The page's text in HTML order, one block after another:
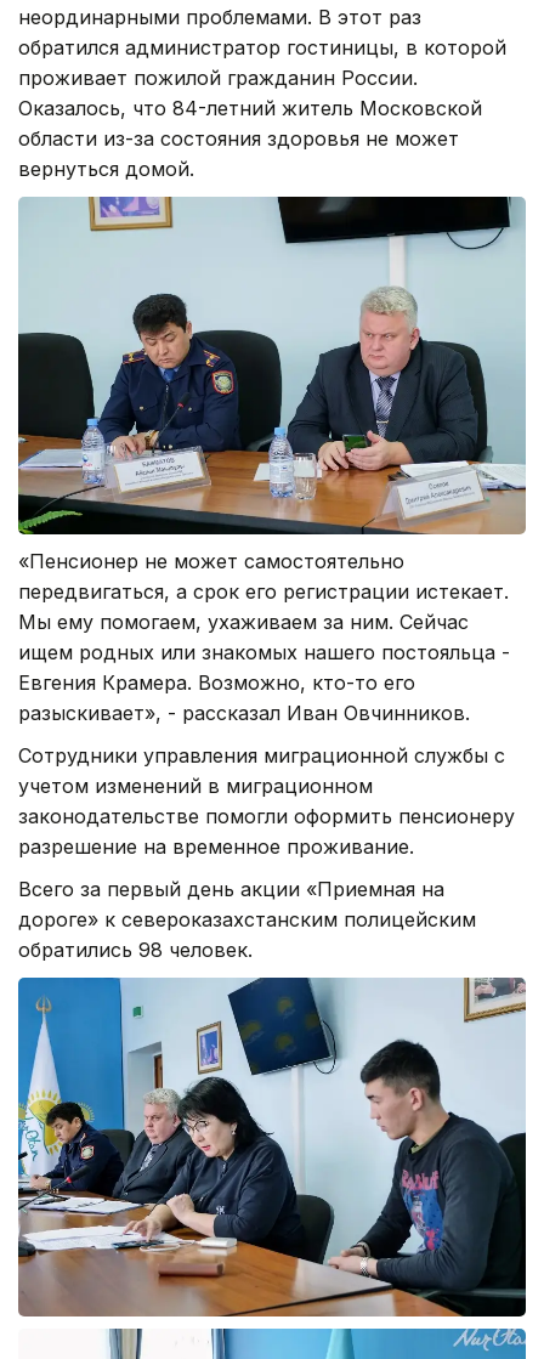
неординарными проблемами. В этот раз
обратился администратор гостиницы, в которой
проживает пожилой гражданин России.
Оказалось, что 84-летний житель Московской
области из-за состояния здоровья не может
вернуться домой.
«Пенсионер не может самостоятельно
передвигаться, а срок его регистрации истекает.
Мы ему помогаем, ухаживаем за ним. Сейчас
ищем родных или знакомых нашего постояльца -
Евгения Крамера. Возможно, кто-то его
разыскивает», - рассказал Иван Овчинников.
Сотрудники управления миграционной службы с
учетом изменений в миграционном
законодательстве помогли оформить пенсионеру
разрешение на временное проживание.
Всего за первый день акции «Приемная на
дороге» к североказахстанским полицейским
обратились 98 человек.